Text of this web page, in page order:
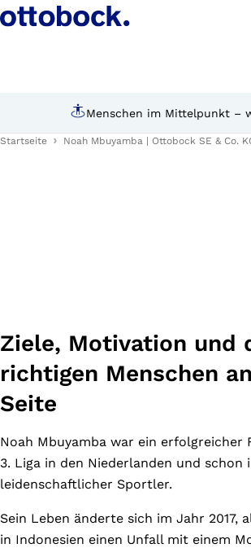
im Mittelpunkt – weltweit
Startseite Noah Mbuyamba | Ottobock SE & Co.
Ziele, Motivation und
richtigen Menschen
Seite
Noah Mbuyamba war ein erfolgreicher
3. Liga in den Niederlanden und schon
leidenschaftlicher Sportler.
Sein Leben änderte sich im Jahr 2017,
in Indonesien einen Unfall mit einem